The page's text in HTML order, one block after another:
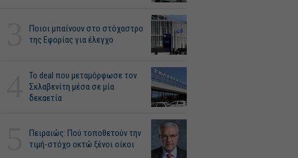
Ποιοι μπαίνουν στο στόχαστρο
της Εφορίας για έλεγχο
Το deal που μεταμόρφωσε τον
Σκλαβενίτη μέσα σε μία
δεκαετία
Πειραιώς: Πού τοποθετούν την
τιμή-στόχο οκτώ ξένοι οίκοι